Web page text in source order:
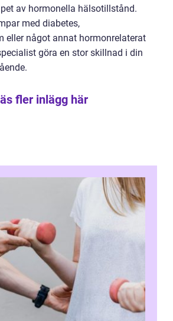
av hormonella hälsotillstånd.
med diabetes,
eller något annat hormonrelaterat
göra en stor skillnad i din
fler inlägg här